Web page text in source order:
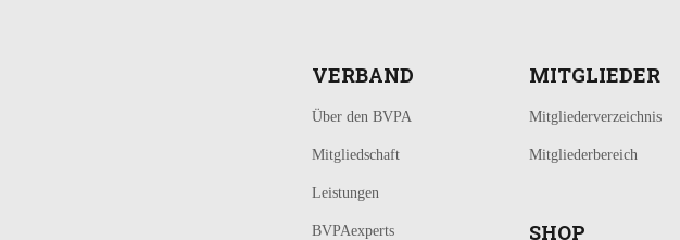
VERBAND
Über den BVPA
Mitgliedschaft
Leistungen
BVPAexperts
MITGLIEDER
Mitgliederverzeichnis
Mitgliederbereich
SHOP